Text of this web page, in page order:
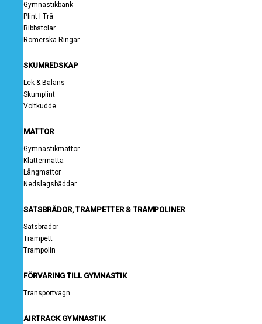
Gymnastikbänk
Plint I Trä
Ribbstolar
Romerska Ringar
SKUMREDSKAP
Lek & Balans
Skumplint
Voltkudde
MATTOR
Gymnastikmattor
Klättermatta
Långmattor
Nedslagsbäddar
SATSBRÄDOR, TRAMPETTER & TRAMPOLINER
Satsbrädor
Trampett
Trampolin
FÖRVARING TILL GYMNASTIK
Transportvagn
AIRTRACK GYMNASTIK